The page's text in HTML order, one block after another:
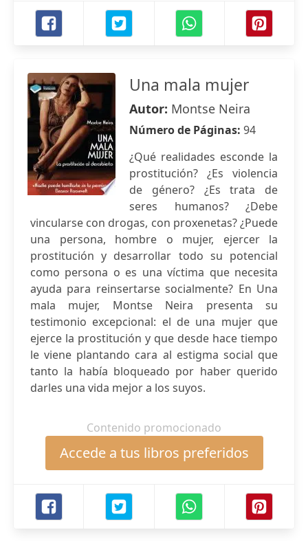
Una mala mujer
Autor: Montse Neira
Número de Páginas: 94
¿Qué realidades esconde la
prostitución? ¿Es violencia
de género? ¿Es trata de
seres humanos? ¿Debe
vincularse con drogas, con proxenetas? ¿Puede
una persona, hombre o mujer, ejercer la
prostitución y desarrollar todo su potencial
como persona o es una víctima que necesita
ayuda para reinsertarse socialmente? En Una
mala mujer, Montse Neira presenta su
testimonio excepcional: el de una mujer que
ejerce la prostitución y que desde hace tiempo
le viene plantando cara al estigma social que
tanto la había bloqueado por haber querido
darles una vida mejor a los suyos.
Contenido promocionado
Accede a tus libros preferidos